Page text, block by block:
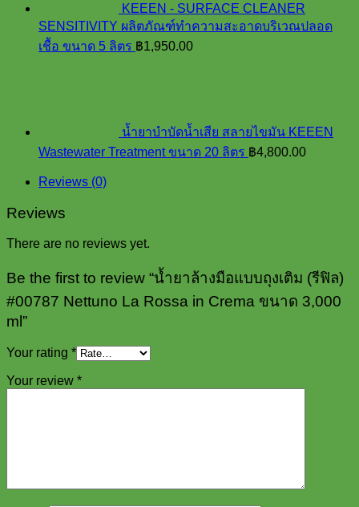
KEEEN - SURFACE CLEANER
SENSITIVITY ผลิตภัณฑ์ทำความสะอาดบริเวณปลอด
เชื้อ ขนาด 5 ลิตร ฿1,950.00
น้ำยาบำบัดน้ำเสีย สลายไขมัน KEEEN
Wastewater Treatment ขนาด 20 ลิตร ฿4,800.00
Reviews (0)
Reviews
There are no reviews yet.
Be the first to review “น้ำยาล้างมือแบบถุงเติม (รีฟิล)
#00787 Nettuno La Rossa in Crema ขนาด 3,000
ml”
Your rating *
Your review *